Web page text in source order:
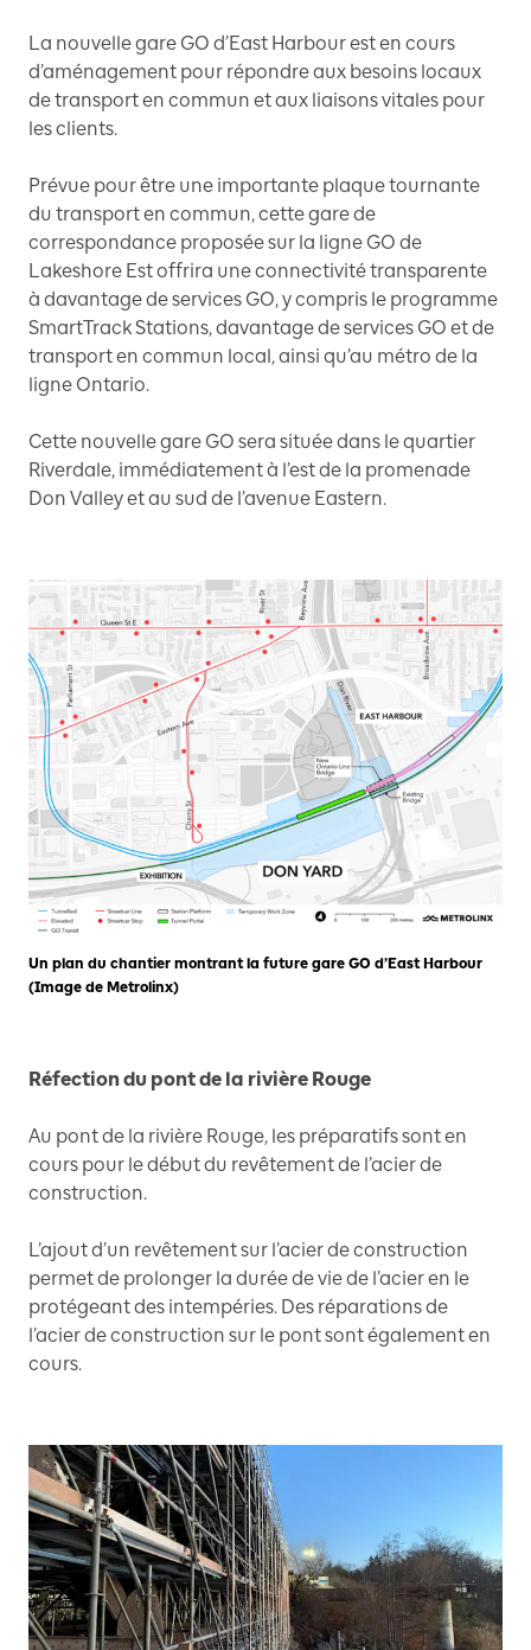
La nouvelle gare GO d’East Harbour est en cours
d’aménagement pour répondre aux besoins locaux
de transport en commun et aux liaisons vitales pour
les clients.
Prévue pour être une importante plaque tournante
du transport en commun, cette gare de
correspondance proposée sur la ligne GO de
Lakeshore Est offrira une connectivité transparente
à davantage de services GO, y compris le programme
SmartTrack Stations, davantage de services GO et de
transport en commun local, ainsi qu’au métro de la
ligne Ontario.
Cette nouvelle gare GO sera située dans le quartier
Riverdale, immédiatement à l’est de la promenade
Don Valley et au sud de l’avenue Eastern.
Un plan du chantier montrant la future gare GO d’East Harbour
(Image de Metrolinx)
Réfection du pont de la rivière Rouge
Au pont de la rivière Rouge, les préparatifs sont en
cours pour le début du revêtement de l’acier de
construction.
L’ajout d’un revêtement sur l’acier de construction
permet de prolonger la durée de vie de l’acier en le
protégeant des intempéries. Des réparations de
l’acier de construction sur le pont sont également en
cours.